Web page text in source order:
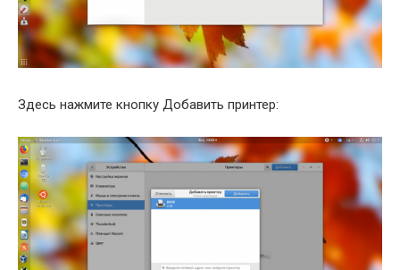
Здесь нажмите кнопку Добавить принтер: